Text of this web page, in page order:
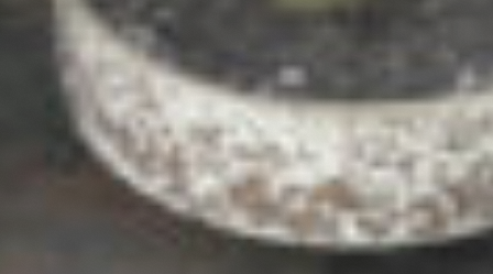
Deelnemen